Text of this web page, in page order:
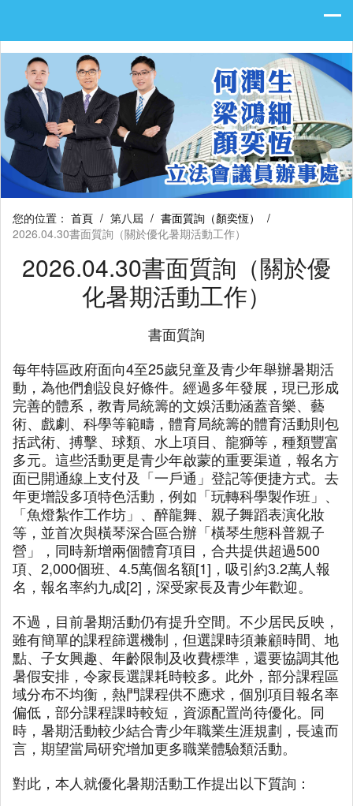
您的位置： 首頁 / 第八屆 / 書面質詢（顏奕恆）
/
2026.04.30書面質詢（關於優化暑期活動工作）
2026.04.30書面質詢（關於優
化暑期活動工作）
書面質詢
每年特區政府面向4至25歲兒童及青少年舉辦暑期活
動，為他們創設良好條件。經過多年發展，現已形成
完善的體系，教青局統籌的文娛活動涵蓋音樂、藝
術、戲劇、科學等範疇，體育局統籌的體育活動則包
括武術、搏擊、球類、水上項目、龍獅等，種類豐富
多元。這些活動更是青少年啟蒙的重要渠道，報名方
面已開通線上支付及「一戶通」登記等便捷方式。去
年更增設多項特色活動，例如「玩轉科學製作班」、
「魚燈紮作工作坊」、醉龍舞、親子舞蹈表演化妝
等，並首次與橫琴深合區合辦「橫琴生態科普親子
營」，同時新增兩個體育項目，合共提供超過500
項、2,000個班、4.5萬個名額[1]，吸引約3.2萬人報
名，報名率約九成[2]，深受家長及青少年歡迎。
不過，目前暑期活動仍有提升空間。不少居民反映，
雖有簡單的課程篩選機制，但選課時須兼顧時間、地
點、子女興趣、年齡限制及收費標準，還要協調其他
暑假安排，令家長選課耗時較多。此外，部分課程區
域分布不均衡，熱門課程供不應求，個別項目報名率
偏低，部分課程課時較短，資源配置尚待優化。同
時，暑期活動較少結合青少年職業生涯規劃，長遠而
言，期望當局研究增加更多職業體驗類活動。
對此，本人就優化暑期活動工作提出以下質詢：